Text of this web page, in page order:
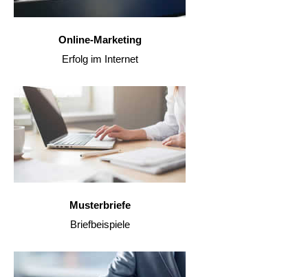
Online-Marketing
Erfolg im Internet
Musterbriefe
Briefbeispiele